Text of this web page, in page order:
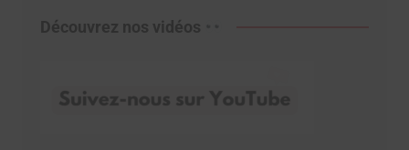
Découvrez nos vidéos